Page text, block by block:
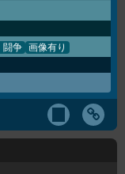
闘争 画像有り